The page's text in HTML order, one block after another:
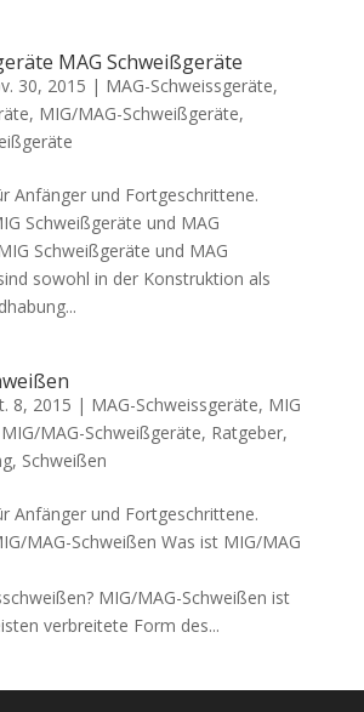
MAG Schweißgeräte
30, 2015 | MAG-Schweissgeräte,
, MIG/MAG-Schweißgeräte,
Anfänger und Fortgeschrittene.
Schweißgeräte und MAG
Schweißgeräte und MAG
sowohl in der Konstruktion als
8, 2015 | MAG-Schweissgeräte, MIG
MIG/MAG-Schweißgeräte, Ratgeber,
, Schweißen
Anfänger und Fortgeschrittene.
MAG-Schweißen Was ist MIG/MAG
MIG/MAG-Schweißen ist
verbreitete Form des...